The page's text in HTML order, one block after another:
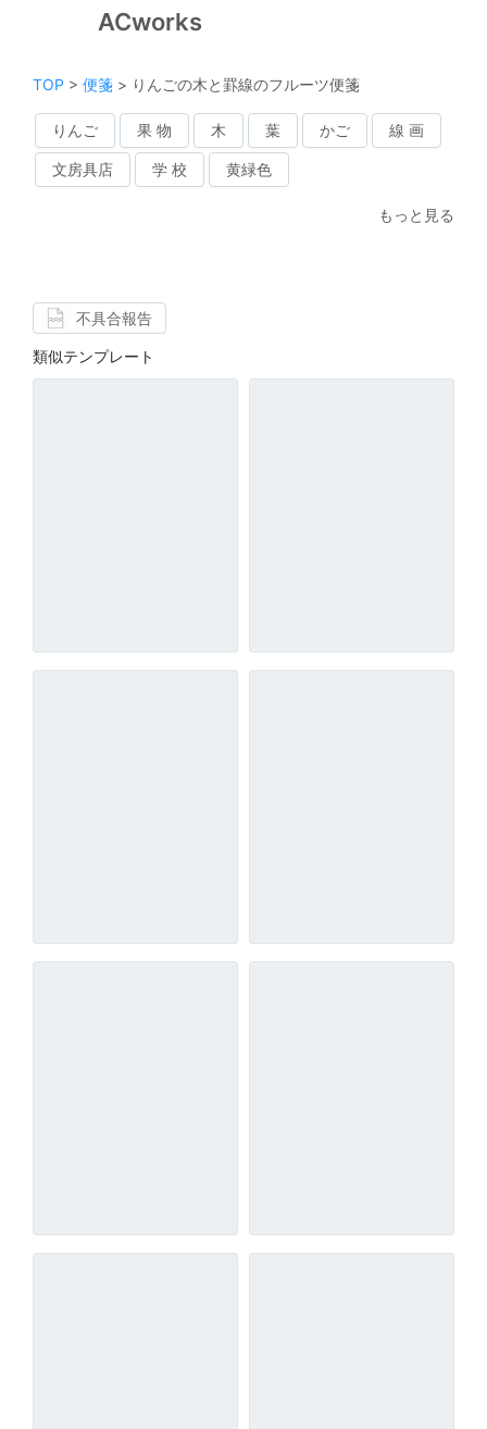
ACworks
TOP > 便箋 > りんごの木と罫線のフルーツ便箋
りんご 果 物 木 葉 かご 線 画
文房具店 学 校 黄緑色
もっと見る
不具合報告
類似テンプレート